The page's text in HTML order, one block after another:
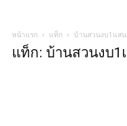
หน้าแรก แท็ก บ้านสวนงบ1แสน
แท็ก: บ้านสวนงบ1